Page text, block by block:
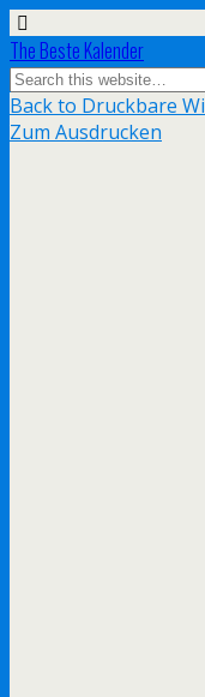
The Beste Kalender
Back to Druckbare
Zum Ausdrucken